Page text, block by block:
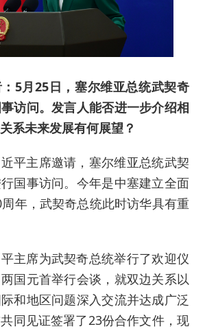
5月25日，塞尔维亚总统武契奇
访问。发言人能否进一步介绍相
系未来发展有何展望？
平主席邀请，塞尔维亚总统武契
国事访问。今年是中塞建立全面
年，武契奇总统此时访华具有重
主席为武契奇总统举行了欢迎仪
国元首举行会谈，就双边关系以
和地区问题深入交流并达成广泛
同见证签署了23份合作文件，现